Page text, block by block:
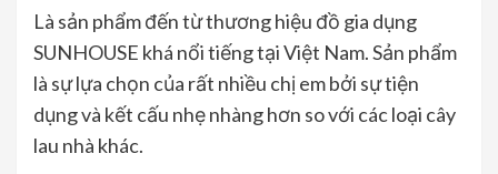
Là sản phẩm đến từ thương hiệu đồ gia dụng
SUNHOUSE khá nổi tiếng tại Việt Nam. Sản phẩm
là sự lựa chọn của rất nhiều chị em bởi sự tiện
dụng và kết cấu nhẹ nhàng hơn so với các loại cây
lau nhà khác.